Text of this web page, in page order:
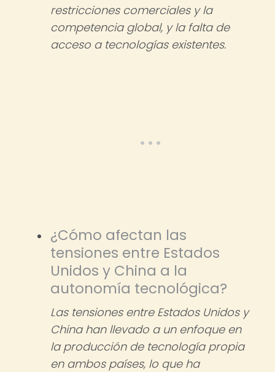
restricciones comerciales y la
competencia global, y la falta de
acceso a tecnologías existentes.
¿Cómo afectan las
tensiones entre Estados
Unidos y China a la
autonomía tecnológica?
Las tensiones entre Estados Unidos y
China han llevado a un enfoque en
la producción de tecnología propia
en ambos países, lo que ha